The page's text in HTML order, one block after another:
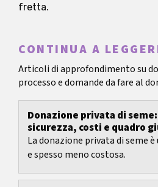
fretta.
CONTINUA A
Articoli di approfondimento su
processo e domande da fare al
Donazione privata di
sicurezza, costi e quadro
La donazione privata di seme
e spesso meno costosa.